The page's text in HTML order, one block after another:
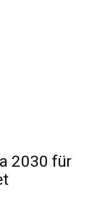
2030 für